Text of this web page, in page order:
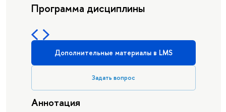
Программа дисциплины
Дополнительные материалы в LMS
Задать вопрос
Аннотация